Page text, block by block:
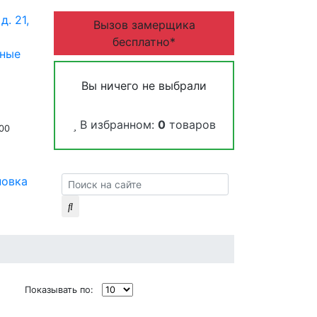
21,
Вызов замерщика
бесплатно*
Вы ничего не выбрали
В избранном: 0товаров
Показывать по: